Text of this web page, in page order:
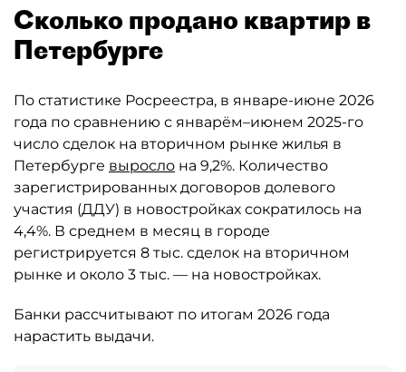
Сколько продано квартир в
Петербурге
По статистике Росреестра, в январе-июне 2026
года по сравнению с январём–июнем 2025-го
число сделок на вторичном рынке жилья в
Петербурге выросло на 9,2%. Количество
зарегистрированных договоров долевого
участия (ДДУ) в новостройках сократилось на
4,4%. В среднем в месяц в городе
регистрируется 8 тыс. сделок на вторичном
рынке и около 3 тыс. — на новостройках.
Банки рассчитывают по итогам 2026 года
нарастить выдачи.